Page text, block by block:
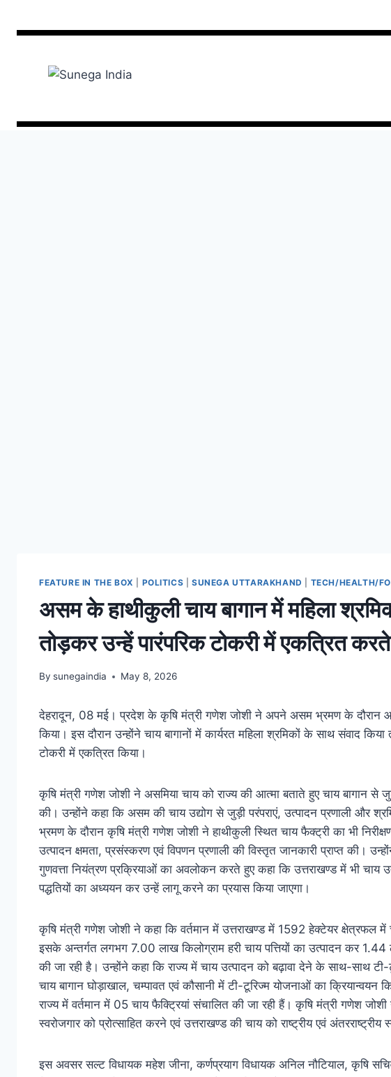
FEATURE IN THE BOX POLITICS |SUNEGA UTTARAKHAND TECH/HEALTH/
असम के हाथीकुली चाय बागान में महिला
तोड़कर उन्हें पारंपरिक टोकरी में एकत्रित
By sunegaindia May 8, 2026
देहरादून, 08 मई। प्रदेश के कृषि मंत्री गणेश जोशी ने अपने असम भ्रमण के दौरान
किया। इस दौरान उन्होंने चाय बागानों में कार्यरत महिला श्रमिकों के साथ संवाद
टोकरी में एकत्रित किया।
कृषि मंत्री गणेश जोशी ने असमिया चाय को राज्य की आत्मा बताते हुए चाय बागान से
की। उन्होंने कहा कि असम की चाय उद्योग से जुड़ी परंपराएं, उत्पादन प्रणाली और
भ्रमण के दौरान कृषि मंत्री गणेश जोशी ने हाथीकुली स्थित चाय फैक्ट्री का भी
उत्पादन क्षमता, प्रसंस्करण एवं विपणन प्रणाली की विस्तृत जानकारी प्राप्त की।
गुणवत्ता नियंत्रण प्रक्रियाओं का अवलोकन करते हुए कहा कि उत्तराखण्ड में भी
पद्धतियों का अध्ययन कर उन्हें लागू करने का प्रयास किया जाएगा।
कृषि मंत्री गणेश जोशी ने कहा कि वर्तमान में उत्तराखण्ड में 1592 हेक्टेयर क्षेत्रफल में
इसके अन्तर्गत लगभग 7.00 लाख किलोग्राम हरी चाय पत्तियों का उत्पादन कर
की जा रही है। उन्होंने कहा कि राज्य में चाय उत्पादन को बढ़ावा देने के साथ-साथ टी-
चाय बागान घोड़ाखाल, चम्पावत एवं कौसानी में टी-टूरिज्म योजनाओं का क्रियान्वयन
राज्य में वर्तमान में 05 चाय फैक्ट्रियां संचालित की जा रही हैं। कृषि मंत्री गणेश
स्वरोजगार को प्रोत्साहित करने एवं उत्तराखण्ड की चाय को राष्ट्रीय एवं
इस अवसर सल्ट विधायक महेश जीना, कर्णप्रयाग विधायक अनिल नौटियाल, कृषि